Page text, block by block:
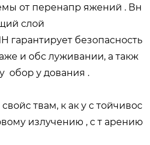
от перенапр яжений . Вн
слой
гарантирует безопасность
и обс луживании, а такж
обор у дования .
твам, к ак у с тойчивос
излучению , с т арению